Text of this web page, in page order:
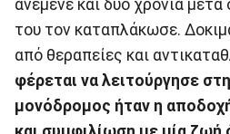
ανέμενε και δύο χρόνια
του τον καταπλάκωσε.
από θεραπείες και
φέρεται να λειτούργησε
μονόδρομος ήταν η